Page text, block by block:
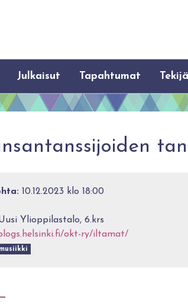
Julkaisut Tapahtumat
10.12.2023 klo 18:00
Ylioppilastalo, 6.krs
okt-ry/iltamat/